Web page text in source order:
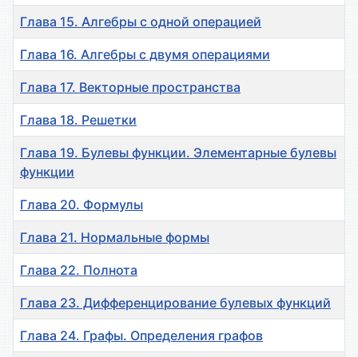
Глава 15. Алгебры с одной операцией
Глава 16. Алгебры с двумя операциями
Глава 17. Векторные пространства
Глава 18. Решетки
Глава 19. Булевы функции. Элементарные булевы
функции
Глава 20. Формулы
Глава 21. Нормальные формы
Глава 22. Полнота
Глава 23. Дифференцирование булевых функций
Глава 24. Графы. Определения графов